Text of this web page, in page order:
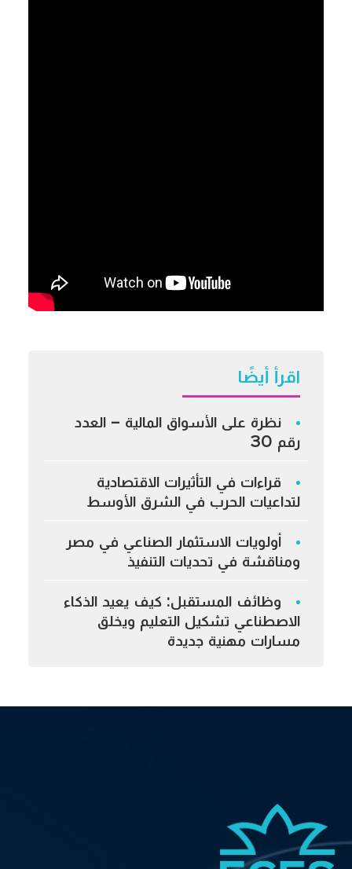
اقرأ أيضًا
نظرة على الأسواق المالية – العدد
رقم 30
قراءات في التأثيرات الاقتصادية
لتداعيات الحرب في الشرق الأوسط
أولويات الاستثمار الصناعي في مصر
ومناقشة في تحديات التنفيذ
وظائف المستقبل: كيف يعيد الذكاء
الاصطناعي تشكيل التعليم ويخلق
مسارات مهنية جديدة